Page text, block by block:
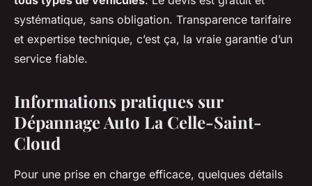
systématique, sans obligation. Transparence tarifaire
et expertise technique, c’est ça, la vraie garantie d’un
service fiable.
Informations pratiques sur
Dépannage Auto La Celle-Saint-
Cloud
Pour une prise en charge efficace, quelques détails